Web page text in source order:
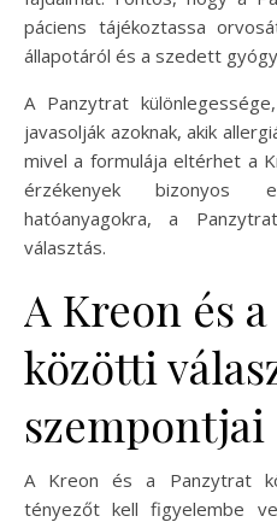
páciens tájékoztassa
állapotáról és a szedett
A Panzytrat
javasolják azoknak, akik
mivel a formulája eltérhet a
érzékenyek bizonyos
hatóanyagokra, a
választás.
A Kreon és
közötti
szempontjai
A Kreon és a Panzytrat
tényezőt kell figyelembe